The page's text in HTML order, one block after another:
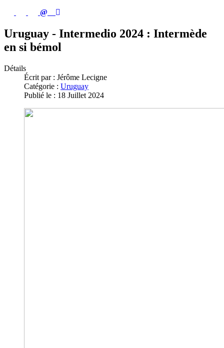
Uruguay - Intermedio 2024 : Intermède
en si bémol
Détails
Écrit par : Jérôme Lecigne
Catégorie : Uruguay
Publié le : 18 Juillet 2024